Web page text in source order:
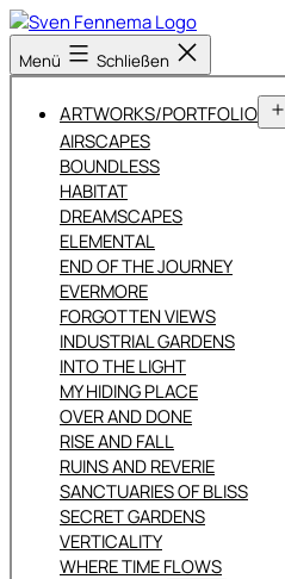
Zum
Inhalt
springen
Sven
Fennema
Menü Schließen
ARTWORKS/PORTFOLIO
AIRSCAPES
BOUNDLESS
HABITAT
DREAMSCAPES
ELEMENTAL
END OF THE JOURNEY
EVERMORE
FORGOTTEN VIEWS
INDUSTRIAL GARDENS
INTO THE LIGHT
MY HIDING PLACE
OVER AND DONE
RISE AND FALL
RUINS AND REVERIE
SANCTUARIES OF BLISS
SECRET GARDENS
VERTICALITY
WHERE TIME FLOWS